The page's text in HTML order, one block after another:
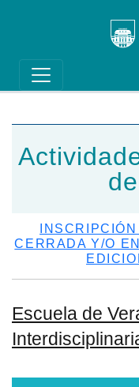
Main
CERRADA Y/O
Escuela de